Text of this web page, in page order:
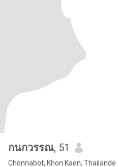
กนกวรรณ, 51
Chonnabot, Khon Kaen, Thailande